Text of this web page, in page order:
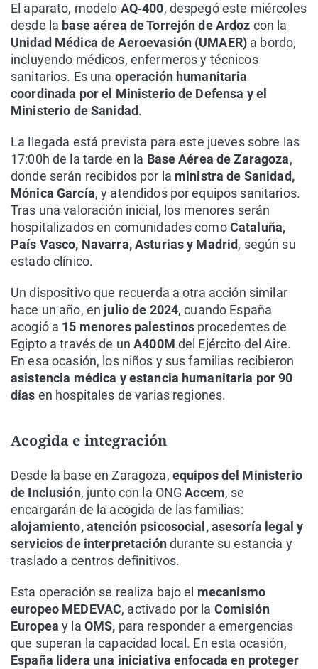
El aparato, modelo AQ‑400, despegó este miércoles
desde la base aérea de Torrejón de Ardoz con la
Unidad Médica de Aeroevasión (UMAER) a bordo,
incluyendo médicos, enfermeros y técnicos
sanitarios. Es una operación humanitaria
coordinada por el Ministerio de Defensa y el
Ministerio de Sanidad.
La llegada está prevista para este jueves sobre las
17:00h de la tarde en la Base Aérea de Zaragoza,
donde serán recibidos por la ministra de Sanidad,
Mónica García, y atendidos por equipos sanitarios.
Tras una valoración inicial, los menores serán
hospitalizados en comunidades comoCataluña,
País Vasco, Navarra, Asturias y Madrid, según su
estado clínico.
Un dispositivo que recuerda a otra acción similar
hace un año, en julio de 2024, cuando España
acogió a 15 menores palestinos procedentes de
Egipto a través de unA400M del Ejército del Aire.
En esa ocasión, los niños y sus familias recibieron
asistencia médica y estancia humanitaria por 90
días en hospitales de varias regiones.
Acogida e integración
Desde la base en Zaragoza, equipos del Ministerio
de Inclusión, junto con la ONGAccem, se
encargarán de la acogida de las familias:
alojamiento, atención psicosocial, asesoría legal y
servicios de interpretacióndurante su estancia y
traslado a centros definitivos.
Esta operación se realiza bajo el mecanismo
europeo MEDEVAC, activado por la Comisión
Europea y la OMS, para responder a emergencias
que superan la capacidad local. En esta ocasión,
España lidera una iniciativa enfocada en proteger